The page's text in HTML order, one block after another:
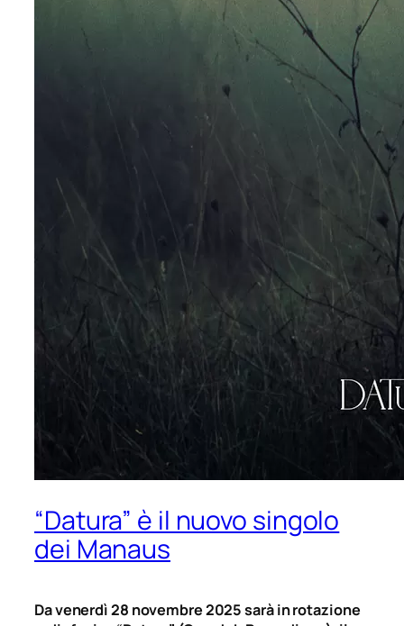
“Datura” è il nuovo singolo
dei Manaus
Da venerdì 28 novembre 2025 sarà in rotazione